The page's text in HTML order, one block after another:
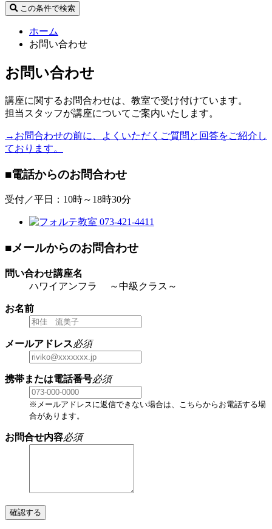
この条件で検索
ホーム
お問い合わせ
お問い合わせ
講座に関するお問合わせは、教室で受け付けています。
担当スタッフが講座についてご案内いたします。
→お問合わせの前に、よくいただくご質問と回答をご紹介し
ております。
■電話からのお問合わせ
受付／平日：10時～18時30分
■メールからのお問合わせ
問い合わせ講座名
ハワイアンフラ ～中級クラス～
お名前
メールアドレス必須
携帯または電話番号必須
※メールアドレスに返信できない場合は、こちらからお電話する場
合があります。
お問合せ内容必須
確認する